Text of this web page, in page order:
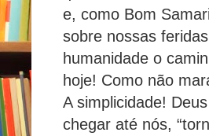
e, como Bom
sobre nossas
humanidade o
hoje! Como não
A simplicidade!
chegar até nós,